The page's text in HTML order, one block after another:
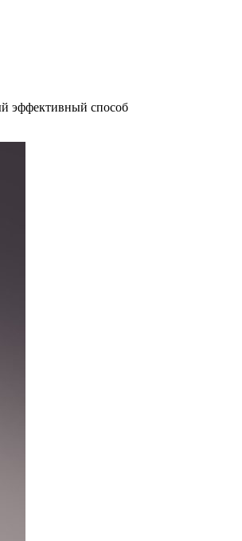
эффективный способ